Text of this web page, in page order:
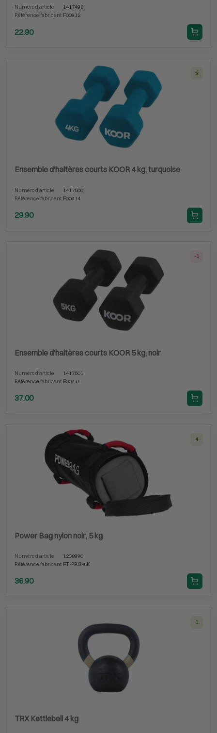
Numéro d'article
1417498
Référence fabricant F00912
22.90
3
Ensemble d'haltères courts KOOR 4 kg, turquoise
Numéro d'article
1417500
Référence fabricant F00914
29.90
-1
Ensemble d'haltères courts KOOR 5 kg, noir
Numéro d'article
1417501
Référence fabricant F00915
37.00
4
Power Bag nylon noir, 5 kg
Numéro d'article
1208990
Référence fabricant FT-PBG-5K
36.90
1
TRX Kettlebell 4 kg